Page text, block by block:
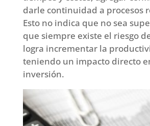
darle continuidad a procesos
Esto no indica que no sea
que siempre existe el riesgo
logra incrementar la
teniendo un impacto directo
inversión.